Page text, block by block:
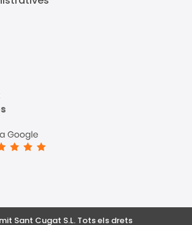
Sant Cugat S.L. Tots els drets